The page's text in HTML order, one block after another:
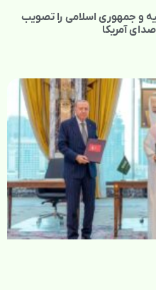
و جمهوری اسلامی را تصویب
آمریکا